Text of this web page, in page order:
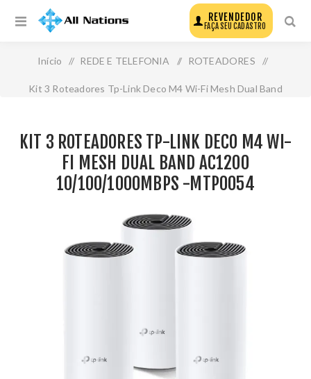
REVENDEDOR
FAÇA SEU CADASTRO
Início / REDE E TELEFONIA / ROTEADORES /
Kit 3 Roteadores Tp-Link Deco M4 Wi-Fi Mesh Dual Band
KIT 3 ROTEADORES TP-LINK DECO M4 WI-
FI MESH DUAL BAND AC1200
10/100/1000MBPS -MTP0054